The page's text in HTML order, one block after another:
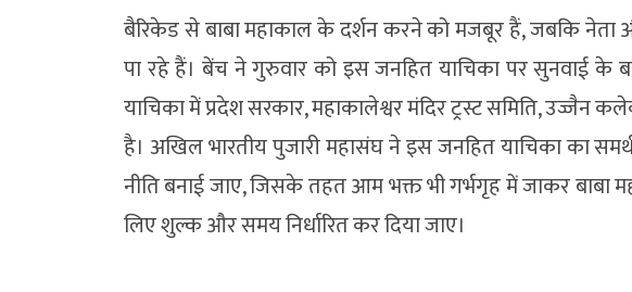
बैरिकेड से बाबा महाकाल के दर्शन करने को मजबूर हैं, जबकि नेता
पा रहे हैं। बेंच ने गुरुवार को इस जनहित याचिका पर सुनवाई के
याचिका में प्रदेश सरकार, महाकालेश्वर मंदिर ट्रस्ट समिति, उज्जैन
है। अखिल भारतीय पुजारी महासंघ ने इस जनहित याचिका का
नीति बनाई जाए, जिसके तहत आम भक्त भी गर्भगृह में जाकर
लिए शुल्क और समय निर्धारित कर दिया जाए।